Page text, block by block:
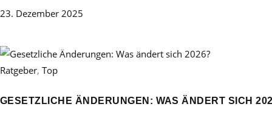
23. Dezember 2025
Ratgeber, Top
GESETZLICHE ÄNDERUNGEN: WAS ÄNDERT SICH